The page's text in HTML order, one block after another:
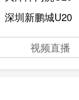
深圳新鹏城U20
视频直播